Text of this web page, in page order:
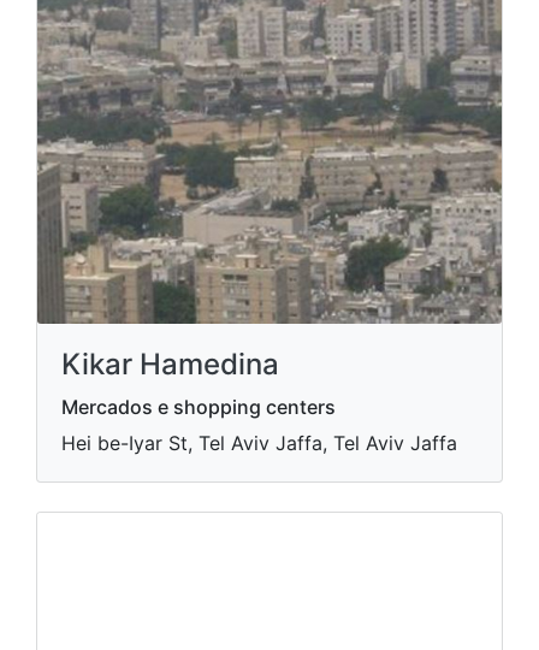
Kikar Hamedina
Mercados e shopping centers
Hei be-Iyar St, Tel Aviv Jaffa, Tel Aviv Jaffa